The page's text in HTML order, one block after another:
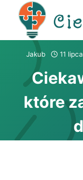
Przejdź
Jakub 11
które